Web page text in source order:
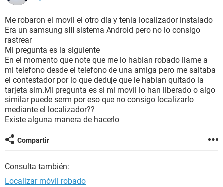
Me robaron el movil el otro día y tenia localizador instalado
Era un samsung sIII sistema Android pero no lo consigo
rastrear
Mi pregunta es la siguiente
En el momento que note que me lo habian robado llame a
mi telefono desde el telefono de una amiga pero me saltaba
el contestador por lo que deduje que le habian quitado la
tarjeta sim.Mi pregunta es si mi movil lo han liberado o algo
similar puede serm por eso que no consigo localizarlo
mediante el localizador??
Existe alguna manera de hacerlo
Compartir
Consulta también:
Localizar móvil robado